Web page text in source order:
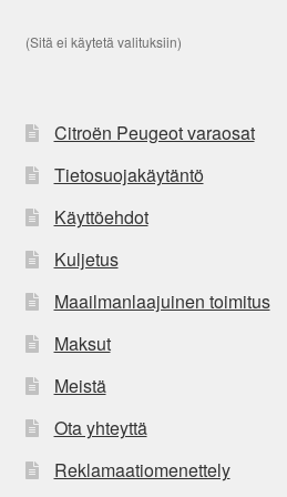
(Sitä ei käytetä valituksiin)
Citroën Peugeot varaosat
Tietosuojakäytäntö
Käyttöehdot
Kuljetus
Maailmanlaajuinen toimitus
Maksut
Meistä
Ota yhteyttä
Reklamaatiomenettely